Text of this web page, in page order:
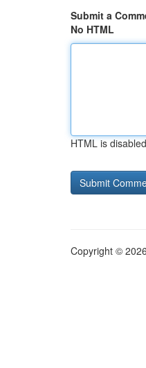
Submit a
No HTML
HTML is disabled
Copyright ©